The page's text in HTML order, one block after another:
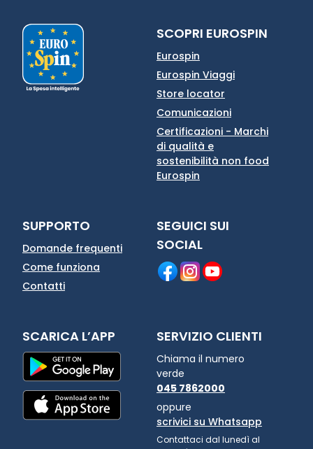
SCOPRI EUROSPIN
Eurospin
Eurospin Viaggi
Store locator
Comunicazioni
Certificazioni - Marchi
di qualità e
sostenibilità non food
Eurospin
SUPPORTO
Domande frequenti
Come funziona
Contatti
SEGUICI SUI
SOCIAL
SCARICA L’APP SERVIZIO CLIENTI
Chiama il numero
verde
045 7862000
oppure
scrivici su Whatsapp
Contattaci dal lunedì al